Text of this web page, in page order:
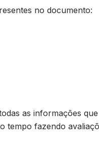
no documento:
as informações
tempo fazendo